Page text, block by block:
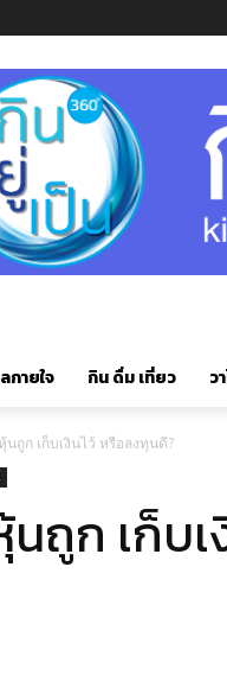
กายใจ กิน ดื่ม เที่ยว ว
นถูก เก็บเงินไว้ หรือลงทุนดี?
ถูก เก็บ